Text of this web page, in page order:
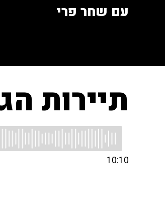
עם שחר פרי
תיירות
10:10